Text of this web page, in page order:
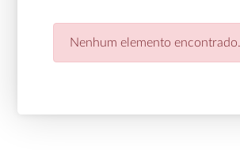
Nenhum elemento encontrado.